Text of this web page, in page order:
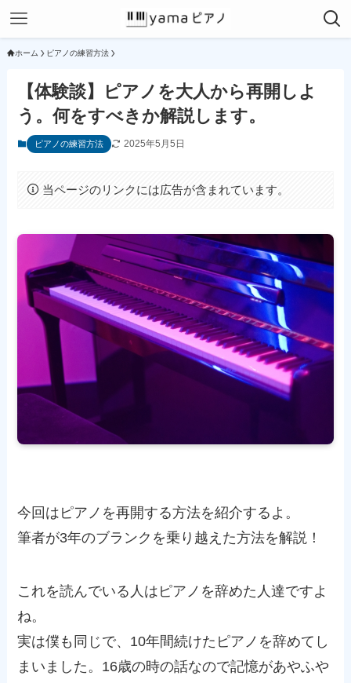
ホーム ピアノの練習方法
【体験談】ピアノを大人から再開しよ
う。何をすべきか解説します。
ピアノの練習方法 2025年5月5日
当ページのリンクには広告が含まれています。
今回はピアノを再開する方法を紹介するよ。
筆者が3年のブランクを乗り越えた方法を解説！
これを読んでいる人はピアノを辞めた人達ですよ
ね。
実は僕も同じで、10年間続けたピアノを辞めてし
まいました。16歳の時の話なので記憶があやふや